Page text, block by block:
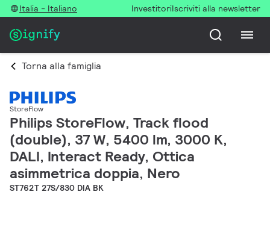
Italia - Italiano InvestitoriIscriviti alla newsletter
Torna alla famiglia
StoreFlow
Philips StoreFlow, Track flood
(double), 37 W, 5400 lm, 3000 K,
DALI, Interact Ready, Ottica
asimmetrica doppia, Nero
ST762T 27S/830 DIA BK